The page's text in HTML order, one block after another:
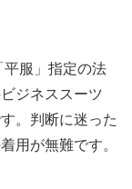
平服」指定の法
ジネススーツ
。判断に迷った
用が無難です。